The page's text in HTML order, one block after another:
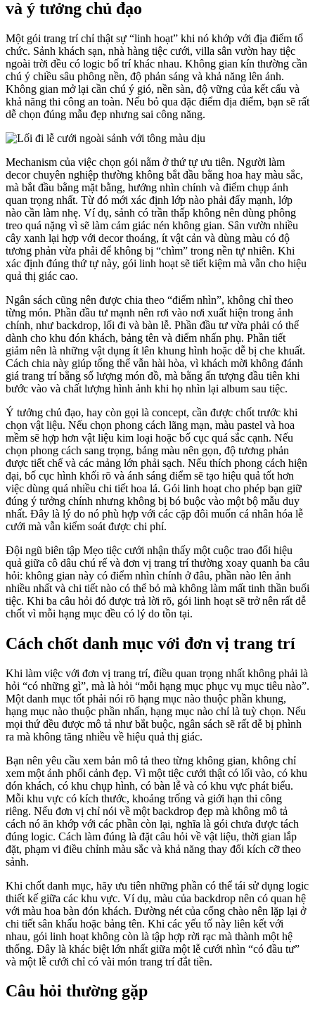
và ý tưởng chủ đạo
Một gói trang trí chỉ thật sự “linh hoạt” khi nó khớp với địa điểm tổ
chức. Sảnh khách sạn, nhà hàng tiệc cưới, villa sân vườn hay tiệc
ngoài trời đều có logic bố trí khác nhau. Không gian kín thường cần
chú ý chiều sâu phông nền, độ phản sáng và khả năng lên ảnh.
Không gian mở lại cần chú ý gió, nền sàn, độ vững của kết cấu và
khả năng thi công an toàn. Nếu bỏ qua đặc điểm địa điểm, bạn sẽ rất
dễ chọn đúng mẫu đẹp nhưng sai công năng.
Mechanism của việc chọn gói nằm ở thứ tự ưu tiên. Người làm
decor chuyên nghiệp thường không bắt đầu bằng hoa hay màu sắc,
mà bắt đầu bằng mặt bằng, hướng nhìn chính và điểm chụp ảnh
quan trọng nhất. Từ đó mới xác định lớp nào phải đẩy mạnh, lớp
nào cần làm nhẹ. Ví dụ, sảnh có trần thấp không nên dùng phông
treo quá nặng vì sẽ làm cảm giác nén không gian. Sân vườn nhiều
cây xanh lại hợp với decor thoáng, ít vật cản và dùng màu có độ
tương phản vừa phải để không bị “chìm” trong nền tự nhiên. Khi
xác định đúng thứ tự này, gói linh hoạt sẽ tiết kiệm mà vẫn cho hiệu
quả thị giác cao.
Ngân sách cũng nên được chia theo “điểm nhìn”, không chỉ theo
từng món. Phần đầu tư mạnh nên rơi vào nơi xuất hiện trong ảnh
chính, như backdrop, lối đi và bàn lễ. Phần đầu tư vừa phải có thể
dành cho khu đón khách, bảng tên và điểm nhấn phụ. Phần tiết
giảm nên là những vật dụng ít lên khung hình hoặc dễ bị che khuất.
Cách chia này giúp tổng thể vẫn hài hòa, vì khách mời không đánh
giá trang trí bằng số lượng món đồ, mà bằng ấn tượng đầu tiên khi
bước vào và chất lượng hình ảnh khi họ nhìn lại album sau tiệc.
Ý tưởng chủ đạo, hay còn gọi là concept, cần được chốt trước khi
chọn vật liệu. Nếu chọn phong cách lãng mạn, màu pastel và hoa
mềm sẽ hợp hơn vật liệu kim loại hoặc bố cục quá sắc cạnh. Nếu
chọn phong cách sang trọng, bảng màu nên gọn, độ tương phản
được tiết chế và các mảng lớn phải sạch. Nếu thích phong cách hiện
đại, bố cục hình khối rõ và ánh sáng điểm sẽ tạo hiệu quả tốt hơn
việc dùng quá nhiều chi tiết hoa lá. Gói linh hoạt cho phép bạn giữ
đúng ý tưởng chính nhưng không bị bó buộc vào một bộ mẫu duy
nhất. Đây là lý do nó phù hợp với các cặp đôi muốn cá nhân hóa lễ
cưới mà vẫn kiểm soát được chi phí.
Đội ngũ biên tập Mẹo tiệc cưới nhận thấy một cuộc trao đổi hiệu
quả giữa cô dâu chú rể và đơn vị trang trí thường xoay quanh ba câu
hỏi: không gian này có điểm nhìn chính ở đâu, phần nào lên ảnh
nhiều nhất và chi tiết nào có thể bỏ mà không làm mất tinh thần buổi
tiệc. Khi ba câu hỏi đó được trả lời rõ, gói linh hoạt sẽ trở nên rất dễ
chốt vì mỗi hạng mục đều có lý do tồn tại.
Cách chốt danh mục với đơn vị trang trí
Khi làm việc với đơn vị trang trí, điều quan trọng nhất không phải là
hỏi “có những gì”, mà là hỏi “mỗi hạng mục phục vụ mục tiêu nào”.
Một danh mục tốt phải nói rõ hạng mục nào thuộc phần khung,
hạng mục nào thuộc phần nhấn, hạng mục nào chỉ là tuỳ chọn. Nếu
mọi thứ đều được mô tả như bắt buộc, ngân sách sẽ rất dễ bị phình
ra mà không tăng nhiều về hiệu quả thị giác.
Bạn nên yêu cầu xem bản mô tả theo từng không gian, không chỉ
xem một ảnh phối cảnh đẹp. Vì một tiệc cưới thật có lối vào, có khu
đón khách, có khu chụp hình, có bàn lễ và có khu vực phát biểu.
Mỗi khu vực có kích thước, khoảng trống và giới hạn thi công
riêng. Nếu đơn vị chỉ nói về một backdrop đẹp mà không mô tả
cách nó ăn khớp với các phần còn lại, nghĩa là gói chưa được tách
đúng logic. Cách làm đúng là đặt câu hỏi về vật liệu, thời gian lắp
đặt, phạm vi điều chỉnh màu sắc và khả năng thay đổi kích cỡ theo
sảnh.
Khi chốt danh mục, hãy ưu tiên những phần có thể tái sử dụng logic
thiết kế giữa các khu vực. Ví dụ, màu của backdrop nên có quan hệ
với màu hoa bàn đón khách. Đường nét của cổng chào nên lặp lại ở
chi tiết sân khấu hoặc bảng tên. Khi các yếu tố này liên kết với
nhau, gói linh hoạt không còn là tập hợp rời rạc mà thành một hệ
thống. Đây là khác biệt lớn nhất giữa một lễ cưới nhìn “có đầu tư”
và một lễ cưới chỉ có vài món trang trí đắt tiền.
Câu hỏi thường gặp